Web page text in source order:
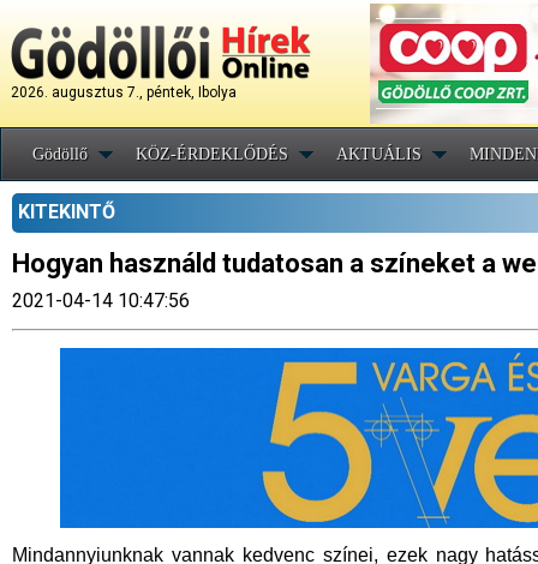
2026. augusztus 7., péntek, Ibolya
Gödöllő KÖZ-ÉRDEKLŐDÉS AKTUÁLIS
KITEKINTŐ
Hogyan használd tudatosan a színeket a
2021-04-14 10:47:56
Mindannyiunknak vannak kedvenc színei, ezek nagy